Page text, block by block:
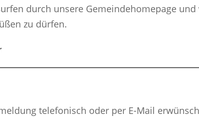
durch unsere Gemeindehomepage
zu dürfen.
telefonisch oder per E-Mail